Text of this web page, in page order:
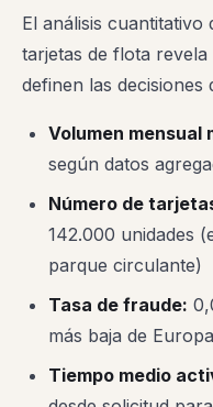
El análisis cuantitativo
tarjetas de flota
definen las decisiones
Volumen mensual
según datos
Número de
142.000 unidades
parque circulante)
Tasa de fraude:
más baja de
Tiempo medio